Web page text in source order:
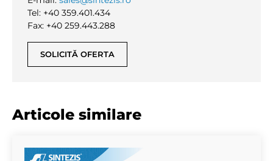
Tel: +40 359.401.434
Fax: +40 259.443.288
SOLICITĂ OFERTA
Articole similare